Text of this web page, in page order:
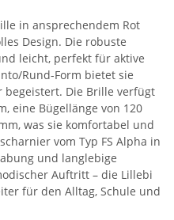
in ansprechendem Rot
Design. Die robuste
leicht, perfekt für aktive
Rund-Form bietet sie
begeistert. Die Brille verfügt
eine Bügellänge von 120
was sie komfortabel und
vom Typ FS Alpha in
und langlebige
Auftritt – die Lillebi
für den Alltag, Schule und